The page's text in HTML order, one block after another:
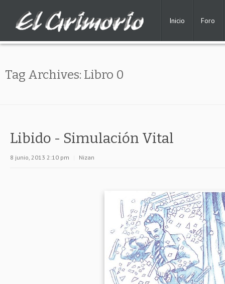
Inicio Foro
Tag Archives: Libro 0
Libido - Simulación Vital
8 junio, 2013 2:10 pm Nizan